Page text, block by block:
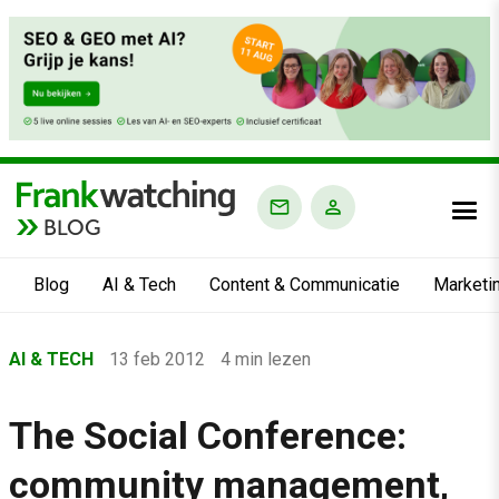
BLOG
Blog AI & Tech Content & Communicatie
›
AI & Tech
AI & TECH 13 feb 2012 4 min lezen
The Social Conference:
community management,